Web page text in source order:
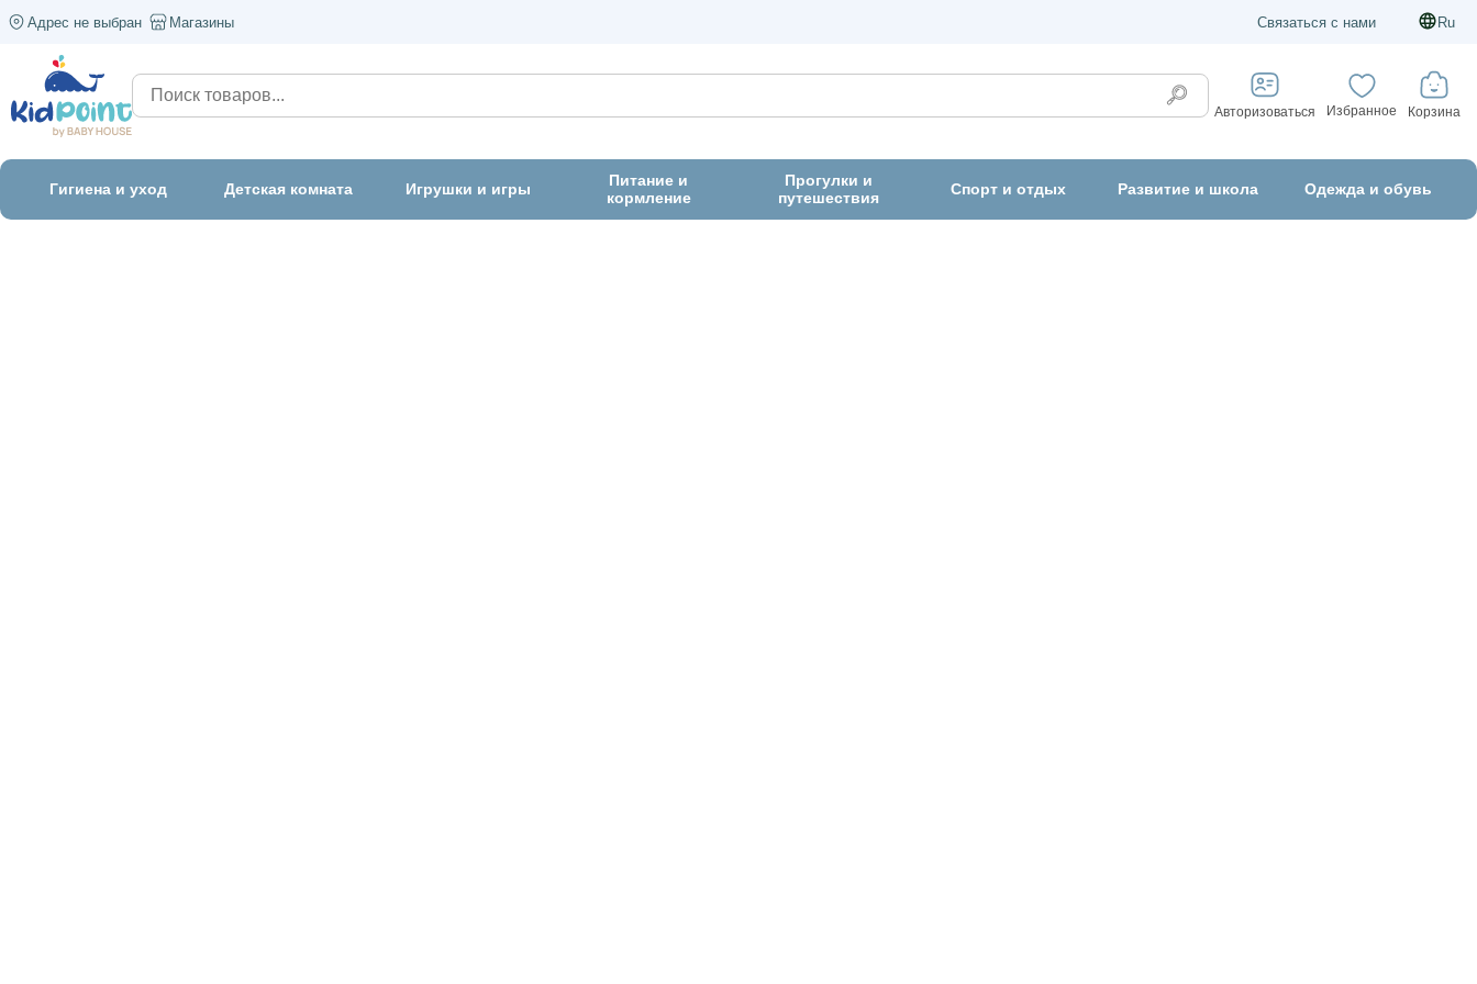
Адрес не выбран Магазины Связаться с нами Ru
Авторизоваться Избранное Корзина
Гигиена и уход Детская комната Игрушки и игры
Питание и
кормление
Прогулки и
путешествия
Спорт и отдых Развитие и школа Одежда и обувь